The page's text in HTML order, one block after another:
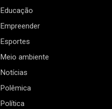
Educação
Empreender
Esportes
Meio ambiente
Notícias
Polêmica
Política